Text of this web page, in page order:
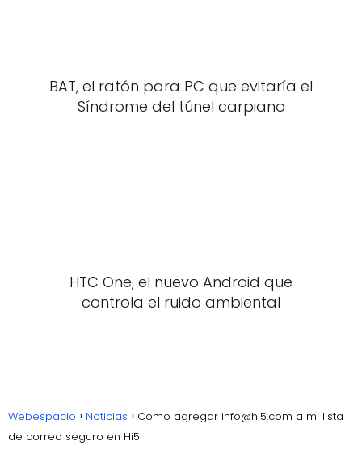
BAT, el ratón para PC que evitaría el
Síndrome del túnel carpiano
HTC One, el nuevo Android que
controla el ruido ambiental
Webespacio Noticias
Como agregar info@hi5.com a mi lista
de correo seguro en Hi5